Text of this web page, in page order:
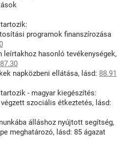
programok finanszírozása
leírtakhoz hasonló tevékenységek,
87.30
napközbeni ellátása, lásd: 88.91
- magyar kiegészítés:
szociális étkeztetés, lásd:
álláshoz nyújtott segítség,
meghatározó, lásd: 85 ágazat